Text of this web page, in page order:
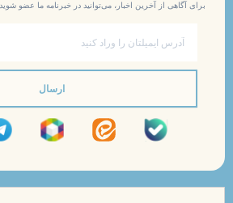
برای آگاهی از آخرین اخبار، می‌توانید در خبرنامه ما عضو شوید
ارسال